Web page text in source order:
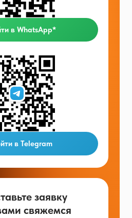
в WhatsApp*
в Telegram
заявку
свяжемся